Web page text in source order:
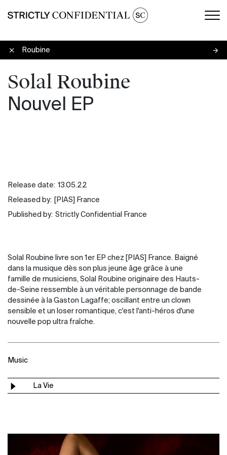
Solal Roubine
Solal Roubine
Nouvel EP
Release date: 13.05.22
Released by: [PIAS] France
Published by: Strictly Confidential France
Solal Roubine livre son 1er EP chez [PIAS] France. Baigné
dans la musique dès son plus jeune âge grâce à une
famille de musiciens, Solal Roubine originaire des Hauts-
de-Seine ressemble à un véritable personnage de bande
dessinée à la Gaston Lagaffe; oscillant entre un clown
sensible et un loser romantique, c'est l'anti-héros d'une
nouvelle pop ultra fraîche.
Music
La Vie